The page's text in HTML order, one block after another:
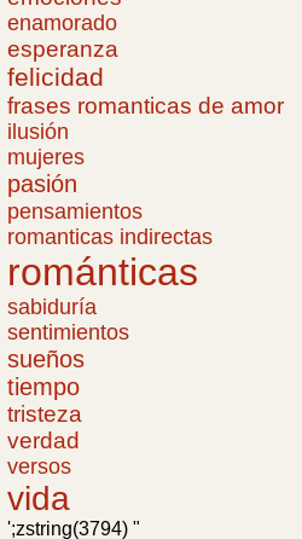
enamorado
esperanza
felicidad
frases romanticas de amor
ilusión
mujeres
pasión
pensamientos
romanticas indirectas
románticas
sabiduría
sentimientos
sueños
tiempo
tristeza
verdad
versos
vida
';zstring(3794) "